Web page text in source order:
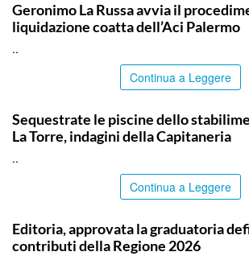
Geronimo La Russa avvia il
liquidazione coatta dell’Aci Palermo
..
Continua a Leggere
Sequestrate le piscine dello
La Torre, indagini della Capitaneria
..
Continua a Leggere
Editoria, approvata la graduatoria
contributi della Regione 2026